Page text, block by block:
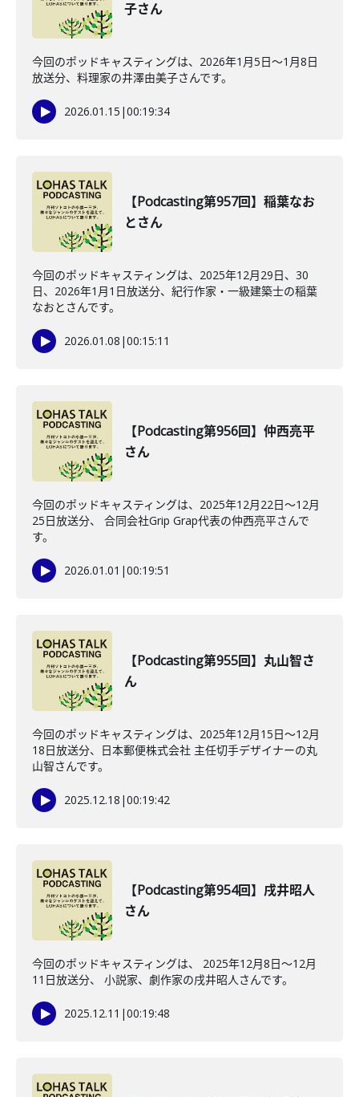
子さん
今回のポッドキャスティングは、2026年1月5日〜1月8日
放送分、料理家の井澤由美子さんです。
2026.01.15 |00:19:34
【Podcasting第957回】稲葉なお
とさん
今回のポッドキャスティングは、2025年12月29日、30
日、2026年1月1日放送分、紀行作家・一級建築士の稲葉
なおとさんです。
2026.01.08 |00:15:11
【Podcasting第956回】仲西亮平
さん
今回のポッドキャスティングは、2025年12月22日〜12月
25日放送分、 合同会社Grip Grap代表の仲西亮平さんで
す。
2026.01.01 |00:19:51
【Podcasting第955回】丸山智さ
ん
今回のポッドキャスティングは、2025年12月15日〜12月
18日放送分、日本郵便株式会社 主任切手デザイナーの丸
山智さんです。
2025.12.18 |00:19:42
【Podcasting第954回】戌井昭人
さん
今回のポッドキャスティングは、 2025年12月8日〜12月
11日放送分、 小説家、劇作家の戌井昭人さんです。
2025.12.11 |00:19:48